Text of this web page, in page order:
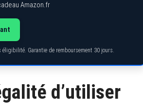
Amazon.fr
éligibilité. Garantie de remboursement 30 jours.
d’utiliser